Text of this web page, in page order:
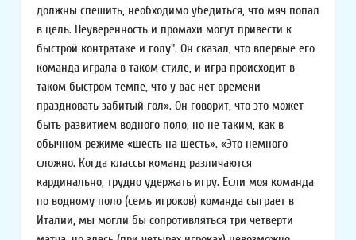
должны спешить, необходимо убедиться, что мяч попал
в цель. Неуверенность и промахи могут привести к
быстрой контратаке и голу". Он сказал, что впервые его
команда играла в таком стиле, и игра происходит в
таком быстром темпе, что у вас нет времени
праздновать забитый гол». Он говорит, что это может
быть развитием водного поло, но не таким, как в
обычном режиме «шесть на шесть». «Это немного
сложно. Когда классы команд различаются
кардинально, трудно удержать игру. Если моя команда
по водному поло (семь игроков) команда сыграет в
Италии, мы могли бы сопротивляться три четверти